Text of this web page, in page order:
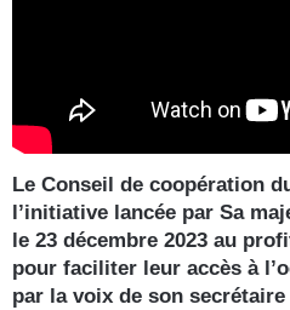
Le Conseil de coopération
l’initiative lancée par Sa
le 23 décembre 2023 au
pour faciliter leur accès à
par la voix de son